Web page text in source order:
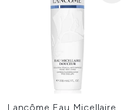
Lancôme Eau Micellaire